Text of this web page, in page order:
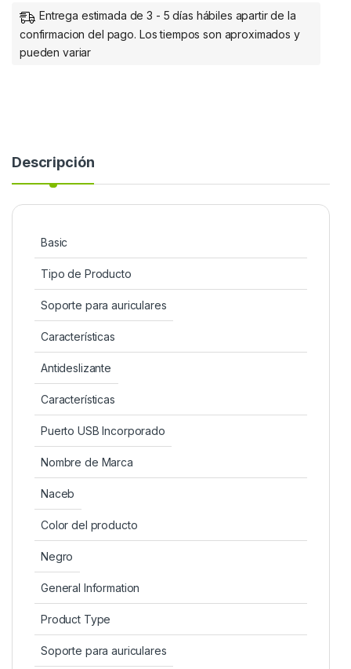
Entrega estimada de 3 - 5 días hábiles apartir de la
confirmacion del pago. Los tiempos son aproximados y
pueden variar
Descripción
Basic
Tipo de Producto
Soporte para auriculares
Características
Antideslizante
Características
Puerto USB Incorporado
Nombre de Marca
Naceb
Color del producto
Negro
General Information
Product Type
Soporte para auriculares